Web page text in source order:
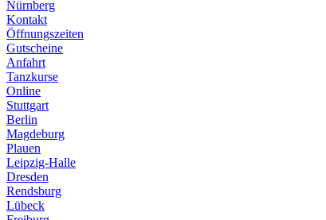
Nürnberg
Kontakt
Öffnungszeiten
Gutscheine
Anfahrt
Tanzkurse
Online
Stuttgart
Berlin
Magdeburg
Plauen
Leipzig-Halle
Dresden
Rendsburg
Lübeck